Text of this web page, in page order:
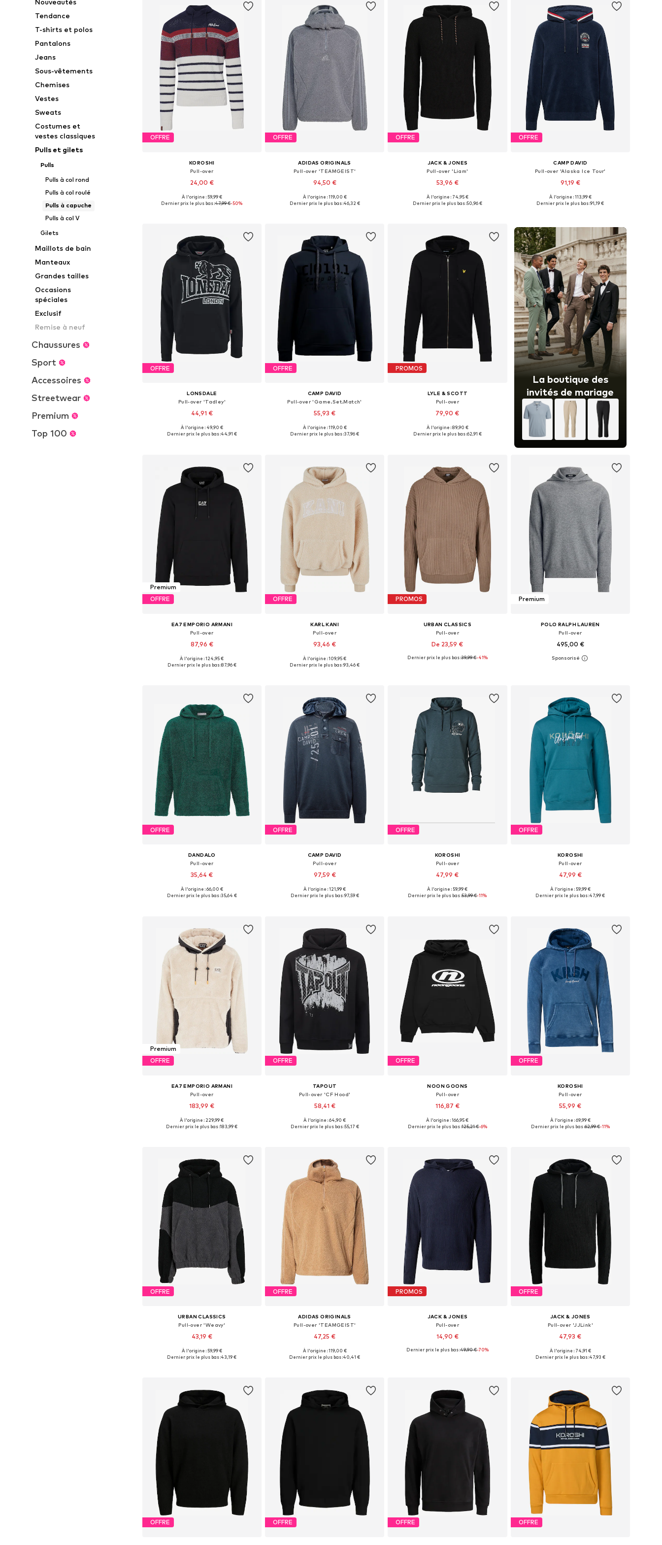
Nouveautés
Tendance
T-shirts et polos
Pantalons
Jeans
Sous-vêtements
Chemises
Vestes
Sweats
Costumes et
vestes classiques
Pulls et gilets
Pulls
Pulls à col rond
Pulls à col roulé
Pulls à capuche
Pulls à col V
Gilets
Maillots de bain
Manteaux
Grandes tailles
Occasions
spéciales
Exclusif
Remise à neuf
Chaussures
Sport
Accessoires
Streetwear
Premium
Top 100
OFFRE
KOROSHI
Pull-over
24,00 €
Tailles disponibles: S, M, L, XL, XXL
À l'origine : 59,99 €
Dernier prix le plus bas :47,99 €-50%
OFFRE
ADIDAS ORIGINALS
Pull-over 'TEAMGEIST'
94,50 €
Tailles disponibles: S, M, L, XL
À l'origine : 119,00 €
Dernier prix le plus bas :46,32 €
OFFRE
JACK & JONES
Pull-over 'Liam'
53,96 €
Tailles disponibles: S, M, L, XL, XXL
À l'origine : 74,95 €
Dernier prix le plus bas :50,96 €
OFFRE
CAMP DAVID
Pull-over 'Alaska Ice Tour'
91,19 €
Tailles disponibles: M, L, XL, XXL
À l'origine : 113,99 €
Dernier prix le plus bas :91,19 €
OFFRE
LONSDALE
Pull-over 'Tadley'
44,91 €
Disponible en plusieurs tailles
À l'origine : 49,90 €
Dernier prix le plus bas :44,91 €
OFFRE
CAMP DAVID
Pull-over 'Game.Set.Match'
55,93 €
Tailles disponibles: M, L, XL, XXL
À l'origine : 119,00 €
Dernier prix le plus bas :37,96 €
PROMOS
LYLE & SCOTT
Pull-over
79,90 €
Tailles disponibles: XS, S, M, L, XXL
À l'origine : 89,90 €
Dernier prix le plus bas :62,91 €
La boutique des
invités de mariage
Premium
OFFRE
EA7 EMPORIO ARMANI
Pull-over
87,96 €
Tailles disponibles: S, M, L, XL, XXL
À l'origine : 124,95 €
Dernier prix le plus bas :87,96 €
OFFRE
KARL KANI
Pull-over
93,46 €
Tailles disponibles: XS, S, M, L, XL, XXL
À l'origine : 109,95 €
Dernier prix le plus bas :93,46 €
PROMOS
URBAN CLASSICS
Pull-over
De 23,59 €
Disponible en plusieurs tailles
Dernier prix le plus bas :39,99 €-41%
Premium
POLO RALPH LAUREN
Pull-over
495,00 €
Tailles disponibles: S, M, L, XL, XXL
OFFRE
DANDALO
Pull-over
35,64 €
+3
Tailles disponibles: S, M, L, XL, XXL
À l'origine : 66,00 €
Dernier prix le plus bas :35,64 €
OFFRE
CAMP DAVID
Pull-over
97,59 €
Tailles disponibles: M, L, XL, XXL
À l'origine : 121,99 €
Dernier prix le plus bas :97,59 €
OFFRE
KOROSHI
Pull-over
47,99 €
Tailles disponibles: S, M, L, XXL
À l'origine : 59,99 €
Dernier prix le plus bas :53,99 €-11%
OFFRE
KOROSHI
Pull-over
47,99 €
Tailles disponibles: S, M, L, XXL
À l'origine : 59,99 €
Dernier prix le plus bas :47,99 €
Premium
OFFRE
EA7 EMPORIO ARMANI
Pull-over
183,99 €
Tailles disponibles: M, L, XL
À l'origine : 229,99 €
Dernier prix le plus bas :183,99 €
OFFRE
TAPOUT
Pull-over 'CF Hood'
58,41 €
Tailles disponibles: S, M, L, XL
À l'origine : 64,90 €
Dernier prix le plus bas :55,17 €
OFFRE
NOON GOONS
Pull-over
116,87 €
Tailles disponibles: S, M, L, XL
À l'origine : 166,95 €
Dernier prix le plus bas :125,21 €-6%
OFFRE
KOROSHI
Pull-over
55,99 €
Tailles disponibles: S, M, L
À l'origine : 69,99 €
Dernier prix le plus bas :62,99 €-11%
OFFRE
URBAN CLASSICS
Pull-over 'Weavy'
43,19 €
Tailles disponibles: M, L, XL, XXL
À l'origine : 59,99 €
Dernier prix le plus bas :43,19 €
OFFRE
ADIDAS ORIGINALS
Pull-over 'TEAMGEIST'
47,25 €
Tailles disponibles: S, M, L
À l'origine : 119,00 €
Dernier prix le plus bas :40,41 €
PROMOS
JACK & JONES
Pull-over
14,90 €
Tailles disponibles: S, M, L, XL
Dernier prix le plus bas :49,90 €-70%
OFFRE
JACK & JONES
Pull-over 'JJLink'
47,93 €
Tailles disponibles: M, XL, XXL
À l'origine : 74,91 €
Dernier prix le plus bas :47,93 €
OFFRE OFFRE OFFRE OFFRE